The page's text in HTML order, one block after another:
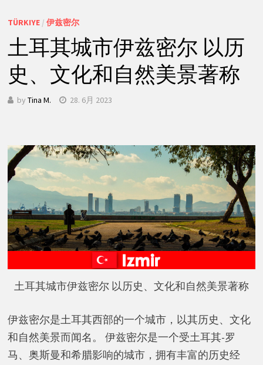
TÜRKIYE/ 伊兹密尔
土耳其城市伊兹密尔 以历
史、文化和自然美景著称
by Tina M. 28. 6月 2023
土耳其城市伊兹密尔 以历史、文化和自然美景著称
伊兹密尔是土耳其西部的一个城市，以其历史、文化
和自然美景而闻名。 伊兹密尔是一个受土耳其-罗
马、奥斯曼和希腊影响的城市，拥有丰富的历史经